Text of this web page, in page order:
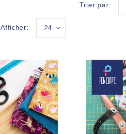
Trier par:
Afficher: 24